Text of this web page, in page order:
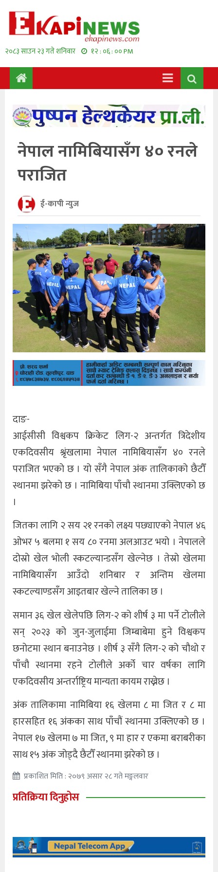
२०८३ साउन २३ गते शनिवार १२ : ०६ : ०१ PM
नेपाल नामिबियासँग ४० रनले
पराजित
ई-कापी न्युज
दाङ-
आईसीसी विश्वकप क्रिकेट लिग-२ अन्तर्गत त्रिदेशीय
एकदिवसीय श्रृंखलामा नेपाल नामिबियासँग ४० रनले
पराजित भएको छ । यो सँगै नेपाल अंक तालिकाको छैटौँ
स्थानमा झरेको छ । नामिबिया पाँचौ स्थानमा उक्लिएको छ
।
जितका लागि २ सय २१ रनको लक्ष्य पछ्याएको नेपाल ४६
ओभर ५ बलमा १ सय ८० रनमा अलआउट भयो । नेपालले
दोस्रो खेल भोली स्कटल्यान्डसँग खेल्नेछ । तेस्रो खेलमा
नामिबियासँग आउँदो शनिबार र अन्तिम खेलमा
स्कटल्याण्डसँग आइतबार खेल्ने तालिका छ ।
समान ३६ खेल खेलेपछि लिग-२ को शीर्ष ३ मा पर्ने टोलीले
सन् २०२३ को जुन-जुलाईमा जिम्बाबेमा हुने विश्वकप
छनोटमा स्थान बनाउनेछ । शीर्ष ३ सँगै लिग-२ को चौथो र
पाँचौ स्थानमा रहने टोलीले अर्को चार वर्षका लागि
एकदिवसीय अन्तर्राष्ट्रिय मान्यता कायम राख्नेछ ।
अंक तालिकामा नामिबिया १६ खेलमा ८ मा जित र ८ मा
हारसहित १६ अंकका साथ पाँचौं स्थानमा उक्लिएको छ ।
नेपाल १७ खेलमा ७ मा जित, ९ मा हार र एकमा बराबरीका
साथ १५ अंक जोड्दै छैटौँ स्थानमा झरेको छ ।
प्रकाशित मिति : २०७९ असार २८ गते मङ्गलवार
प्रतिक्रिया दिनुहोस